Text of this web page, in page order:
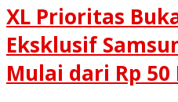
XL Prioritas
Eksklusif
Mulai dari Rp